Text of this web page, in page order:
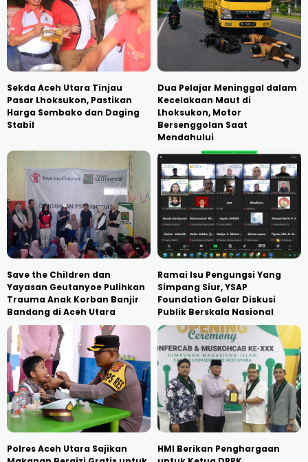
Sekda Aceh Utara Tinjau
Pasar Lhoksukon, Pastikan
Harga Sembako dan Daging
Stabil
Dua Pelajar Meninggal dalam
Kecelakaan Maut di
Lhoksukon, Motor
Bersenggolan Saat
Mendahului
Save the Children dan
Yayasan Geutanyoe Pulihkan
Trauma Anak Korban Banjir
Bandang di Aceh Utara
Ramai Isu Pengungsi Yang
Simpang Siur, YSAP
Foundation Gelar Diskusi
Publik Berskala Nasional
Polres Aceh Utara Sajikan
HMI Berikan Penghargaan